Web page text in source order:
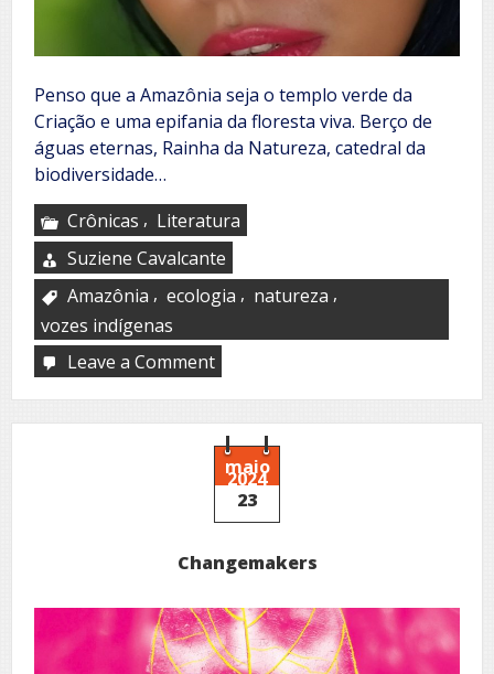
Penso que a Amazônia seja o templo verde da
Criação e uma epifania da floresta viva. Berço de
águas eternas, Rainha da Natureza, catedral da
biodiversidade…
Crônicas , Literatura
Suziene Cavalcante
Amazônia , ecologia , natureza ,
vozes indígenas
Leave a Commenton
olhar
da
Amazônia
maio
2024
23
Changemakers